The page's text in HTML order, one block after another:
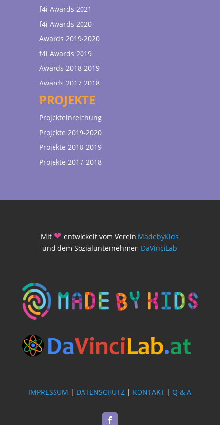
f4i Awards 2021
f4i Awards 2020
Awards 2019-2020
f4i Awards 2019
Awards 2018-2019
Awards 2017-2018
PROJEKTE
Projekteinreichung
Projekte 2019-2020
Projekte 2018-2019
Projekte 2017-2018
Mit ❤ entwickelt vom Verein MadebyKids
und dem Sozialunternehmen DaVinciLab
IMPRESSUM | DATENSCHUTZ | KONTAKT | Q & A